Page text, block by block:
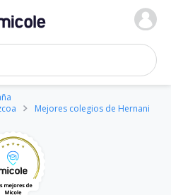
buscador de colegios
Mejores colegios de Hernani